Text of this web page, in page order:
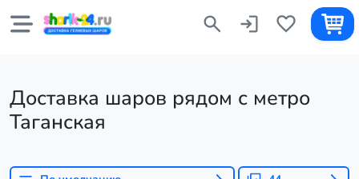
Доставка шаров рядом с метро
Таганская